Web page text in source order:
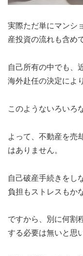
実際ただ単にマンシ
産投資の流れも含め
自己所有の中でも、
海外赴任の決定によ
このようないろいろ
よって、不動産を売
はありません。
自己破産手続きをし
負担もストレスもか
ですから、別に何割
する必要は無いと思